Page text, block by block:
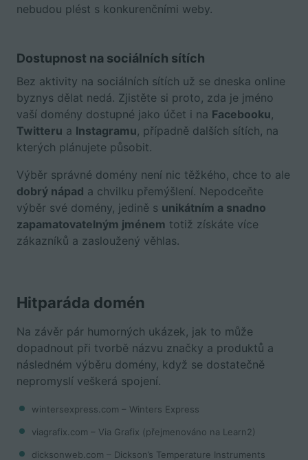
nebudou plést s konkurenčními weby.
Dostupnost na sociálních sítích
Bez aktivity na sociálních sítích už se dneska online
byznys dělat nedá. Zjistěte si proto, zda je jméno
vaší domény dostupné jako účet i na Facebooku,
Twitteru a Instagramu, případně dalších sítích, na
kterých plánujete působit.
Výběr správné domény není nic těžkého, chce to ale
dobrý nápad a chvilku přemýšlení. Nepodceňte
výběr své domény, jedině s unikátním a snadno
zapamatovatelným jménem totiž získáte více
zákazníků a zasloužený věhlas.
Hitparáda domén
Na závěr pár humorných ukázek, jak to může
dopadnout při tvorbě názvu značky a produktů a
následném výběru domény, když se dostatečně
nepromyslí veškerá spojení.
wintersexpress.com – Winters Express
viagrafix.com – Via Grafix (přejmenováno na Learn2)
dicksonweb.com – Dickson’s Temperature Instruments